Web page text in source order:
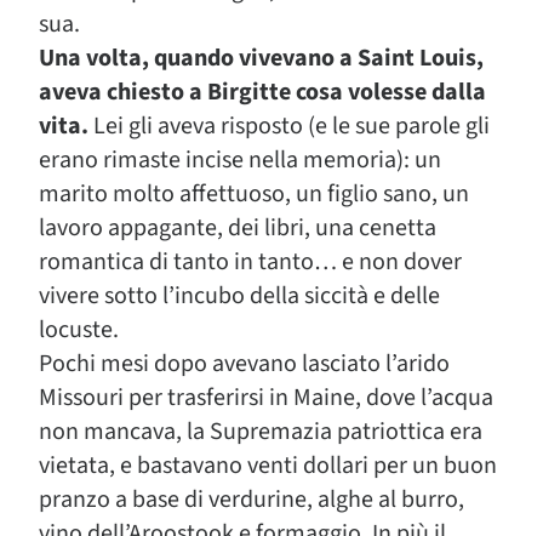
sua.
Una volta, quando vivevano a Saint Louis,
aveva chiesto a Birgitte cosa volesse dalla
vita. Lei gli aveva risposto (e le sue parole gli
erano rimaste incise nella memoria): un
marito molto affettuoso, un figlio sano, un
lavoro appagante, dei libri, una cenetta
romantica di tanto in tanto… e non dover
vivere sotto l’incubo della siccità e delle
locuste.
Pochi mesi dopo avevano lasciato l’arido
Missouri per trasferirsi in Maine, dove l’acqua
non mancava, la Supremazia patriottica era
vietata, e bastavano venti dollari per un buon
pranzo a base di verdurine, alghe al burro,